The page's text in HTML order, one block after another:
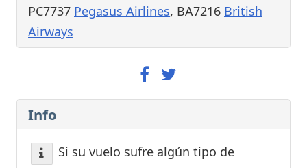
PC7737 Pegasus Airlines, BA7216 British
Airways
Info
Si su vuelo sufre algún tipo de